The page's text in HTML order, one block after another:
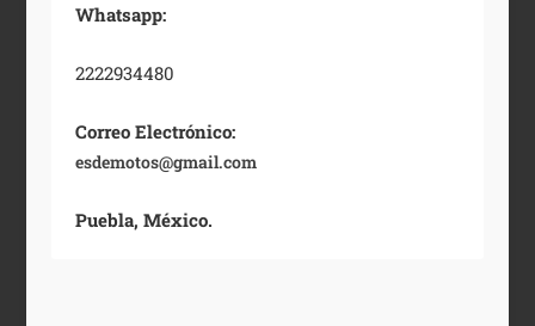
Whatsapp:
2222934480
Correo Electrónico:
esdemotos@gmail.com
Puebla, México.